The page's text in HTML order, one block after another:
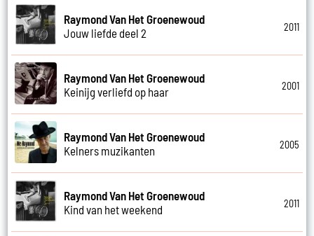
Raymond Van Het Groenewoud
Jouw liefde deel 2
2011
Raymond Van Het Groenewoud
Keinijg verliefd op haar
2001
Raymond Van Het Groenewoud
Kelners muzikanten
2005
Raymond Van Het Groenewoud
Kind van het weekend
2011